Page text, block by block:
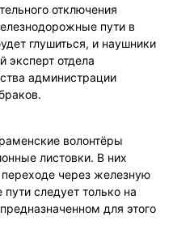
отключения
пути в
глушиться, и наушники
эксперт отдела
администрации
волонтёры
листовки. В них
через железную
следует только на
для этого